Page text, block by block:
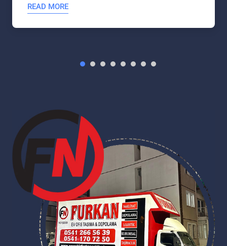
READ MORE